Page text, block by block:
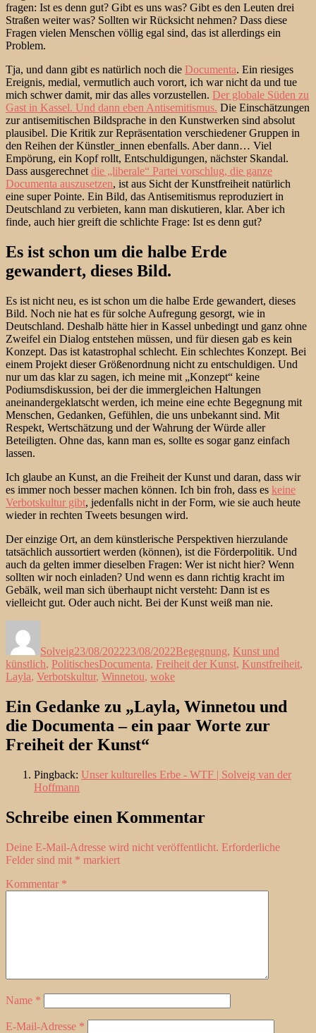
fragen: Ist es denn gut? Gibt es uns was? Gibt es den Leuten drei
Straßen weiter was? Sollten wir Rücksicht nehmen? Dass diese
Fragen vielen Menschen völlig egal sind, das ist allerdings ein
Problem.
Tja, und dann gibt es natürlich noch die Documenta. Ein riesiges
Ereignis, medial, vermutlich auch vorort, ich war nicht da und tue
mich schwer damit, mir das alles vorzustellen. Der globale Süden zu
Gast in Kassel. Und dann eben Antisemitismus. Die Einschätzungen
zur antisemitischen Bildsprache in den Kunstwerken sind absolut
plausibel. Die Kritik zur Repräsentation verschiedener Gruppen in
den Reihen der Künstler_innen ebenfalls. Aber dann… Viel
Empörung, ein Kopf rollt, Entschuldigungen, nächster Skandal.
Dass ausgerechnetdie „liberale“ Partei vorschlug, die ganze
Documenta auszusetzen, ist aus Sicht der Kunstfreiheit natürlich
eine super Pointe. Ein Bild, das Antisemitismus reproduziert in
Deutschland zu verbieten, kann man diskutieren, klar. Aber ich
finde, auch hier greift die schlichte Frage: Ist es denn gut?
Es ist schon um die halbe Erde
gewandert, dieses Bild.
Es ist nicht neu, es ist schon um die halbe Erde gewandert, dieses
Bild. Noch nie hat es für solche Aufregung gesorgt, wie in
Deutschland. Deshalb hätte hier in Kassel unbedingt und ganz ohne
Zweifel ein Dialog entstehen müssen, und für diesen gab es kein
Konzept. Das ist katastrophal schlecht. Ein schlechtes Konzept. Bei
einem Projekt dieser Größenordnung nicht zu entschuldigen. Und
nur um das klar zu sagen, ich meine mit „Konzept“ keine
Podiumsdiskussion, bei der die immergleichen Haltungen
aneinandergeklatscht werden, ich meine eine echte Begegnung mit
Menschen, Gedanken, Gefühlen, die uns unbekannt sind. Mit
Respekt, Wertschätzung und der Wahrung der Würde aller
Beteiligten. Ohne das, kann man es, sollte es sogar ganz einfach
lassen.
Ich glaube an Kunst, an die Freiheit der Kunst und daran, dass wir
es immer noch besser machen können. Ich bin froh, dass es keine
Verbotskultur gibt, jedenfalls nicht in der Form, wie sie auch heute
wieder in rechten Tweets besungen wird.
Der einzige Ort, an dem künstlerische Perspektiven hierzulande
tatsächlich aussortiert werden (können), ist die Förderpolitik. Und
auch da gelten immer dieselben Fragen: Wer ist nicht hier? Wenn
sollten wir noch einladen? Und wenn es dann richtig kracht im
Gebälk, weil man sich überhaupt nicht versteht: Dann ist es
vielleicht gut. Oder auch nicht. Bei der Kunst weiß man nie.
Solveig23/08/202223/08/2022Begegnung, Kunst und
künstlich, PolitischesSchlagwörter
Documenta, Freiheit der Kunst, Kunstfreiheit,
Layla, Verbotskultur, Winnetou, woke
Ein Gedanke zu „Layla, Winnetou und
die Documenta – ein paar Worte zur
Freiheit der Kunst“
Pingback: Unser kulturelles Erbe - WTF | Solveig van der
Hoffmann
Schreibe einen Kommentar
Deine E-Mail-Adresse wird nicht veröffentlicht. Erforderliche
Felder sind mit * markiert
Kommentar *
Name *
E-Mail-Adresse *